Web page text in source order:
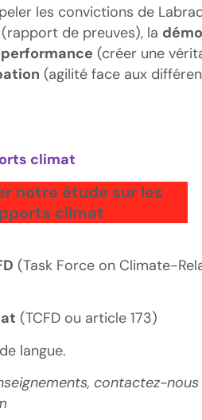
les convictions de
(rapport de preuves), la
performance (créer une
(agilité face aux
climat
notre étude sur les
climat
(Task Force on Climate-
(TCFD ou article 173)
langue.
contactez-nous